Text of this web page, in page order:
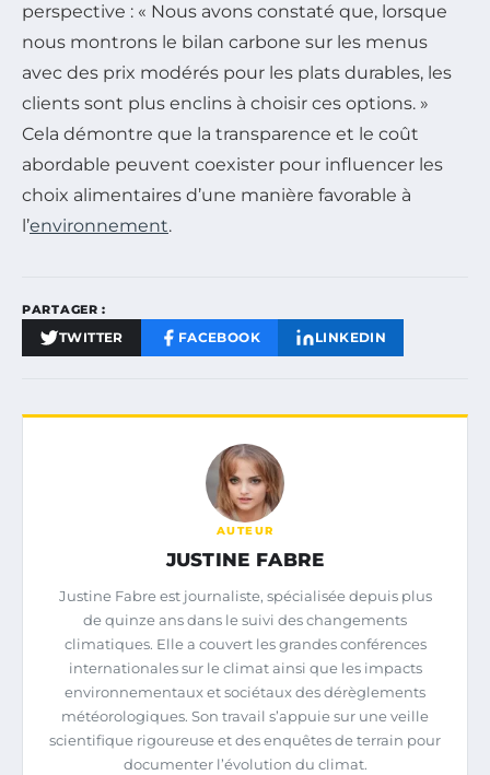
perspective : « Nous avons constaté que, lorsque
nous montrons le bilan carbone sur les menus
avec des prix modérés pour les plats durables, les
clients sont plus enclins à choisir ces options. »
Cela démontre que la transparence et le coût
abordable peuvent coexister pour influencer les
choix alimentaires d’une manière favorable à
l’environnement.
PARTAGER :
TWITTER FACEBOOK LINKEDIN
AUTEUR
JUSTINE FABRE
Justine Fabre est journaliste, spécialisée depuis plus
de quinze ans dans le suivi des changements
climatiques. Elle a couvert les grandes conférences
internationales sur le climat ainsi que les impacts
environnementaux et sociétaux des dérèglements
météorologiques. Son travail s’appuie sur une veille
scientifique rigoureuse et des enquêtes de terrain pour
documenter l’évolution du climat.